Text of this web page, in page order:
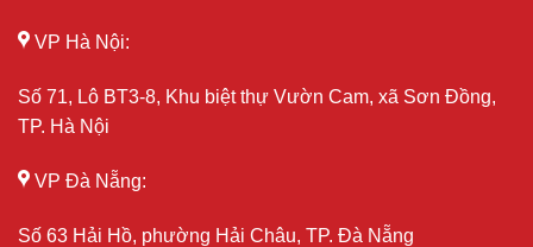
VP Hà Nội:
Số 71, Lô BT3-8, Khu biệt thự Vườn Cam, xã Sơn Đồng,
TP. Hà Nội
VP Đà Nẵng:
Số 63 Hải Hồ, phường Hải Châu, TP. Đà Nẵng